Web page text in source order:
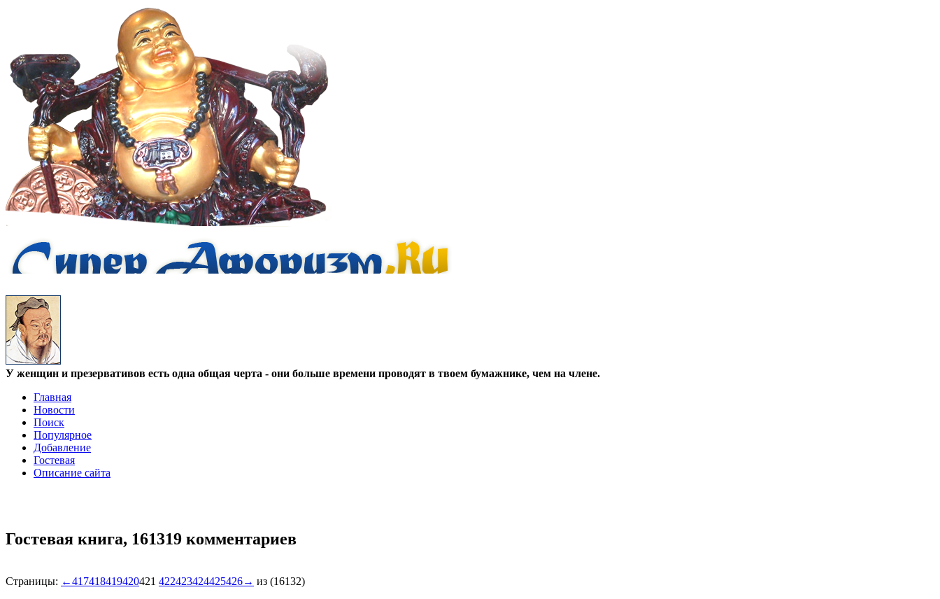
У женщин и презервативов есть одна общая черта - они больше времени проводят в твоем бумажнике, чем на члене.
Главная
Новости
Поиск
Популярное
Добавление
Гостевая
Описание сайта
Гостевая книга, 161319 комментариев
Страницы: ←417418419420421 422423424425426→ из (16132)